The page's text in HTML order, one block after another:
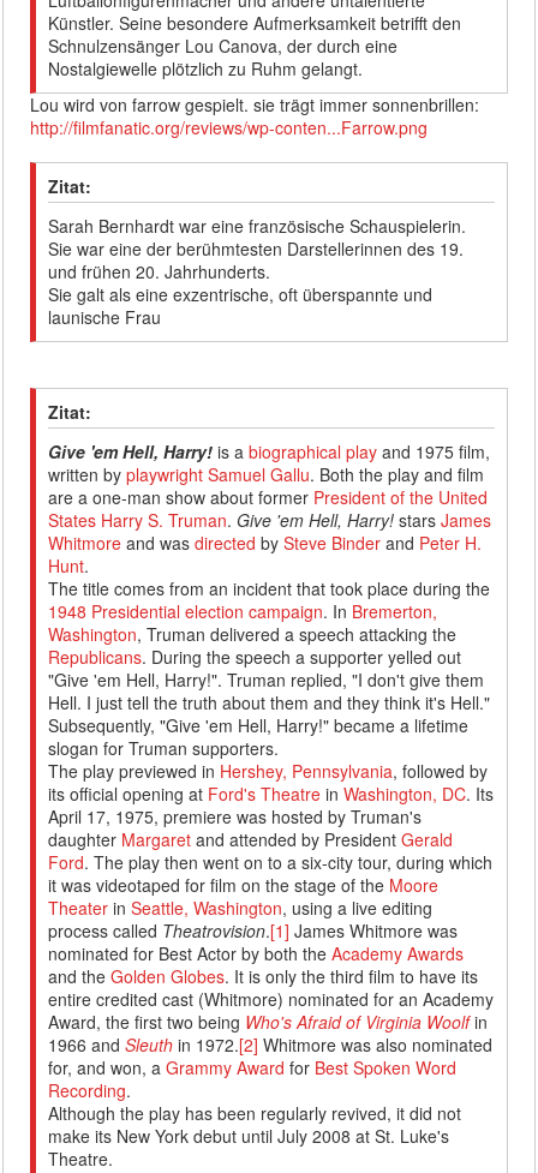
Künstler. Seine besondere Aufmerksamkeit betrifft den
Schnulzensänger Lou Canova, der durch eine
Nostalgiewelle plötzlich zu Ruhm gelangt.
Lou wird von farrow gespielt. sie trägt immer sonnenbrillen:
http://filmfanatic.org/reviews/wp-conten...Farrow.png
Zitat:
Sarah Bernhardt war eine französische Schauspielerin.
Sie war eine der berühmtesten Darstellerinnen des 19.
und frühen 20. Jahrhunderts.
Sie galt als eine exzentrische, oft überspannte und
launische Frau
Zitat:
Give 'em Hell, Harry! is abiographical play and 1975 film,
written byplaywright Samuel Gallu. Both the play and film
are a one-man show about former President of the United
States Harry S. Truman.Give 'em Hell, Harry! starsJames
Whitmore and wasdirected bySteve Binder and Peter H.
Hunt.
The title comes from an incident that took place during the
1948 Presidential election campaign. In Bremerton,
Washington, Truman delivered a speech attacking the
Republicans. During the speech a supporter yelled out
"Give 'em Hell, Harry!". Truman replied, "I don't give them
Hell. I just tell the truth about them and they think it's Hell."
Subsequently, "Give 'em Hell, Harry!" became a lifetime
slogan for Truman supporters.
The play previewed in Hershey, Pennsylvania, followed by
its official opening at Ford's Theatre inWashington, DC. Its
April 17, 1975, premiere was hosted by Truman's
daughter Margaret and attended by PresidentGerald
Ford. The play then went on to a six-city tour, during which
it was videotaped for film on the stage of the Moore
Theater inSeattle, Washington, using a live editing
process called Theatrovision.[1] James Whitmore was
nominated for Best Actor by both theAcademy Awards
and theGolden Globes. It is only the third film to have its
entire credited cast (Whitmore) nominated for an Academy
Award, the first two being Who's Afraid of Virginia Woolfin
1966 andSleuth in 1972.[2] Whitmore was also nominated
for, and won, aGrammy Award for Best Spoken Word
Recording.
Although the play has been regularly revived, it did not
make its New York debut until July 2008 at St. Luke's
Theatre.